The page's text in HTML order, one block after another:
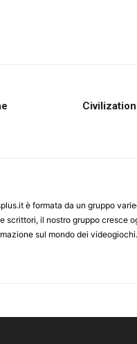
è formata da un gruppo
scrittori, il nostro gruppo cresce
sul mondo dei videogiochi.